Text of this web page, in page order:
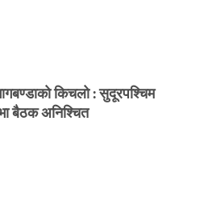
किचलो : सुदूरपश्चिम
बैठक अनिश्चित